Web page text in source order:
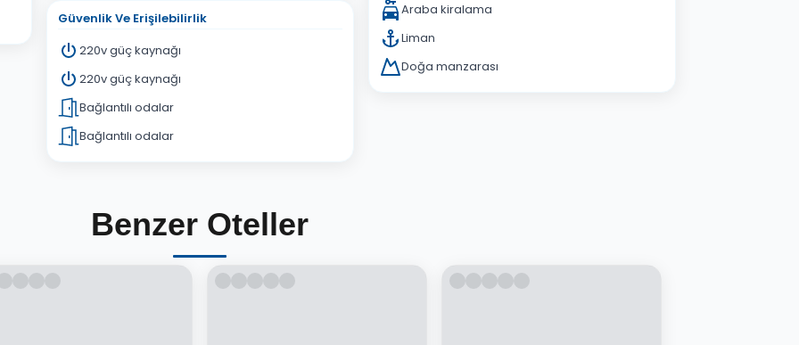
Güvenlik Ve Erişilebilirlik
220v güç kaynağı
220v güç kaynağı
Bağlantılı odalar
Bağlantılı odalar
Araba kiralama
Liman
Doğa manzarası
Benzer Oteller